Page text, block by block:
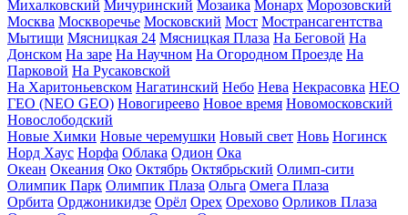
Михалковский Мичуринский Мозаика Монарх Морозовский
Москва Москворечье Московский Мост Мострансагентства
Мытищи Мясницкая 24 Мясницкая Плаза На Беговой На
Донском На заре На Научном На Огородном Проезде На
Парковой На Русаковской
На Харитоньевском Нагатинский Небо Нева Некрасовка НЕО
ГЕО (NEO GEO) Новогиреево Новое время Новомосковский
Новослободский
Новые Химки Новые черемушки Новый свет Новь Ногинск
Норд Хаус Норфа Облака Одион Ока
Океан Океания Око Октябрь Октябрьский Олимп-сити
Олимпик Парк Олимпик Плаза Ольга Омега Плаза
Орбита Орджоникидзе Орёл Орех Орехово Орликов Плаза